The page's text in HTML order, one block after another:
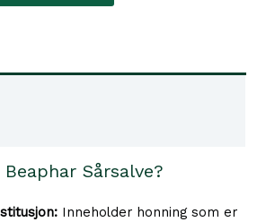
Sårsalve?
Inneholder honning som er